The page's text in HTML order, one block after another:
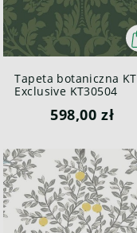
Tapeta botaniczna KT
Exclusive KT30504
British Heritage III
598,00 zł